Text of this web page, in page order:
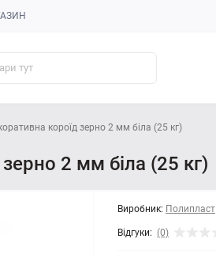
короїд зерно 2 мм біла (25 кг)
2 мм біла (25 кг)
Виробник: Полипласт
Відгуки: (0)